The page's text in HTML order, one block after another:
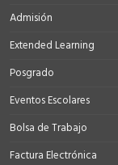
Admisión
Extended Learning
Posgrado
Eventos Escolares
Bolsa de Trabajo
Factura Electrónica